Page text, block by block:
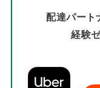
配達パート
経験